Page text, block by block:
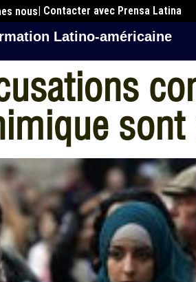
nous| Contacter avec Prensa Latina
Latino-américaine